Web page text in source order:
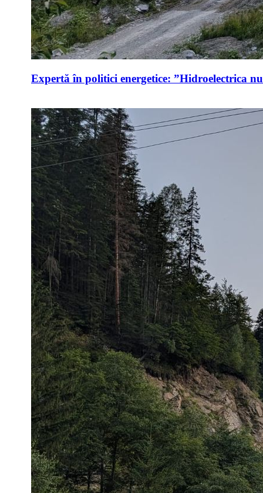
Expertă în politici energetice: ”Hidroelectrica